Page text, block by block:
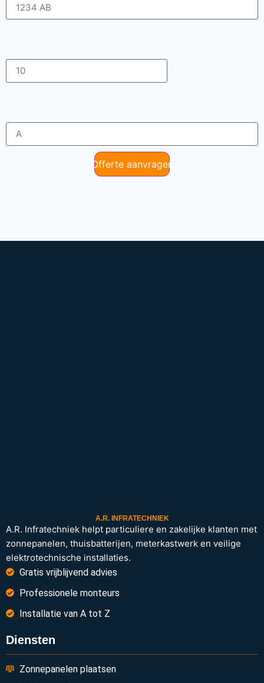
Offerte aanvragen
A.R. INFRATECHNIEK
A.R. Infratechniek helpt particuliere en zakelijke klanten met
zonnepanelen, thuisbatterijen, meterkastwerk en veilige
elektrotechnische installaties.
Gratis vrijblijvend advies
Professionele monteurs
Installatie van A tot Z
Diensten
Zonnepanelen plaatsen